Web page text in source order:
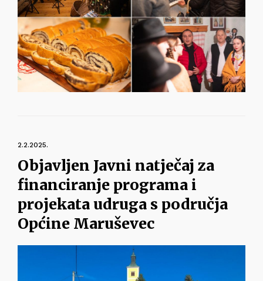
2.2.2025.
Objavljen Javni natječaj za
financiranje programa i
projekata udruga s područja
Općine Maruševec